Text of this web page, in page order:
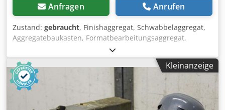
Anfragen Anrufen
Zustand: gebraucht, Finishaggregat, Schwabbelaggregat,
Aggregatebaukasten, Formatbearbeitungsaggregat,
Doppelendprofiler, Kantenbearbeitungsmaschine, nach
der Ziehklinge für Kantenbearbeitungsmaschine -
Finishaggregat: aus Kantenanleimmaschine BRANDT KM
35 -Motor: ATB 0,25 kW -Drehzahl: 2820 U/min -seitlich:
verstellbar -Höhe: verstellbar Chjdpsgy T Nfjfx Akvsa -
Abmessungen: 350/230/H415 mm -Gewicht: 20 kg
Kleinanzeige